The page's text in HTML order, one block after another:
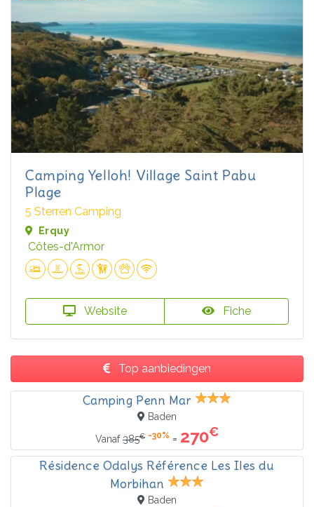
Camping Yelloh! Village Saint Pabu
Plage
5 Sterren Camping
Erquy
Côtes-d'Armor
Website Fiche
Top aanbiedingen
Camping Penn Mar
Baden
Vanaf385€ -30% = 270€
Résidence Odalys Référence Les Iles du
Morbihan
Baden